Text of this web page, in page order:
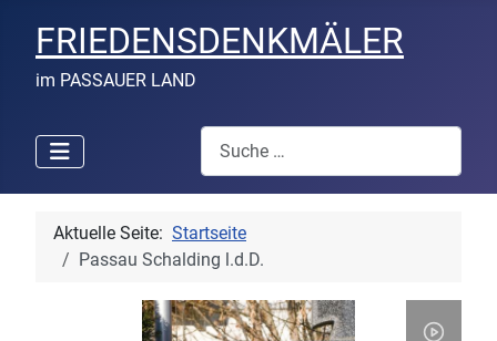
FRIEDENSDENKMÄLER
im PASSAUER LAND
Suchen
Aktuelle Seite: Startseite
Passau Schalding l.d.D.